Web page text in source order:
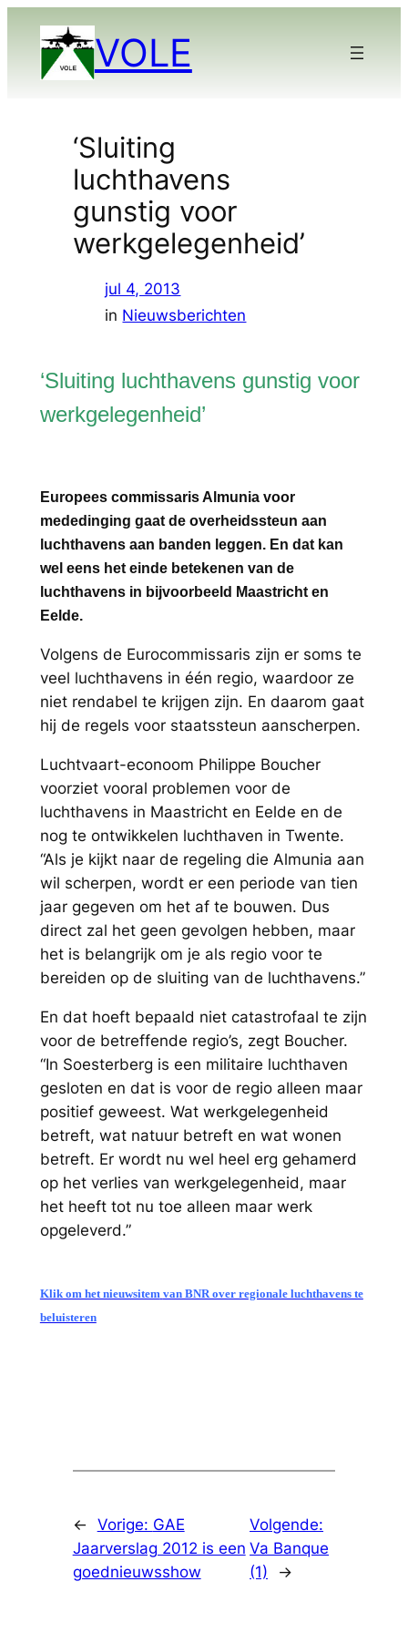
VOLE
‘Sluiting
luchthavens
gunstig voor
werkgelegenheid’
jul 4, 2013
in Nieuwsberichten
‘Sluiting luchthavens gunstig voor
werkgelegenheid’
Europees commissaris Almunia voor
mededinging gaat de overheidssteun aan
luchthavens aan banden leggen. En dat kan
wel eens het einde betekenen van de
luchthavens in bijvoorbeeld Maastricht en
Eelde.
Volgens de Eurocommissaris zijn er soms te
veel luchthavens in één regio, waardoor ze
niet rendabel te krijgen zijn. En daarom gaat
hij de regels voor staatssteun aanscherpen.
Luchtvaart-econoom Philippe Boucher
voorziet vooral problemen voor de
luchthavens in Maastricht en Eelde en de
nog te ontwikkelen luchthaven in Twente.
“Als je kijkt naar de regeling die Almunia aan
wil scherpen, wordt er een periode van tien
jaar gegeven om het af te bouwen. Dus
direct zal het geen gevolgen hebben, maar
het is belangrijk om je als regio voor te
bereiden op de sluiting van de luchthavens.”
En dat hoeft bepaald niet catastrofaal te zijn
voor de betreffende regio’s, zegt Boucher.
“In Soesterberg is een militaire luchthaven
gesloten en dat is voor de regio alleen maar
positief geweest. Wat werkgelegenheid
betreft, wat natuur betreft en wat wonen
betreft. Er wordt nu wel heel erg gehamerd
op het verlies van werkgelegenheid, maar
het heeft tot nu toe alleen maar werk
opgeleverd.”
Klik om het nieuwsitem van BNR over regionale luchthavens te
beluisteren
← Vorige: GAE
Jaarverslag 2012 is een
goednieuwsshow
Volgende:
Va Banque
(1)
→